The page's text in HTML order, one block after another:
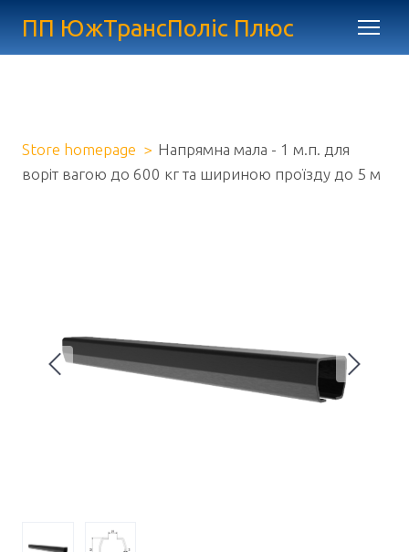
ПП ЮжТрансПоліс Плюс
Store homepage
Напрямна мала - 1 м.п. для
воріт вагою до 600 кг та шириною проїзду до 5 м